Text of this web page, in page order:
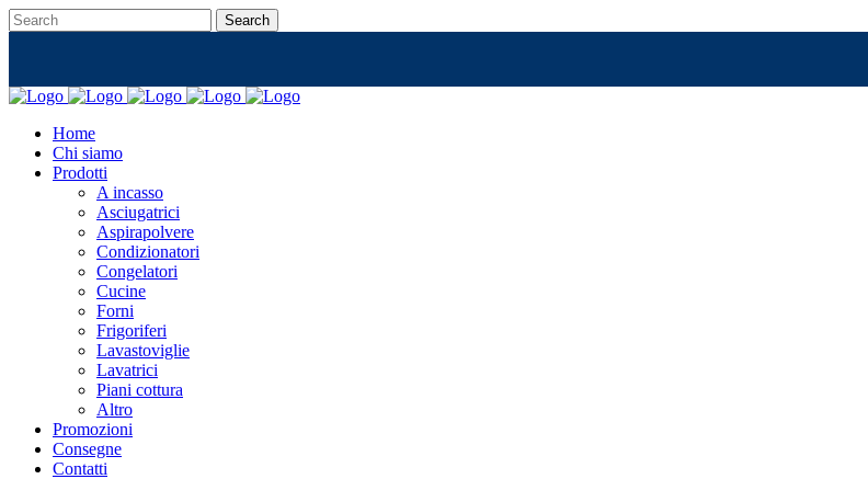
Home
Chi siamo
Prodotti
A incasso
Asciugatrici
Aspirapolvere
Condizionatori
Congelatori
Cucine
Forni
Frigoriferi
Lavastoviglie
Lavatrici
Piani cottura
Altro
Promozioni
Consegne
Contatti